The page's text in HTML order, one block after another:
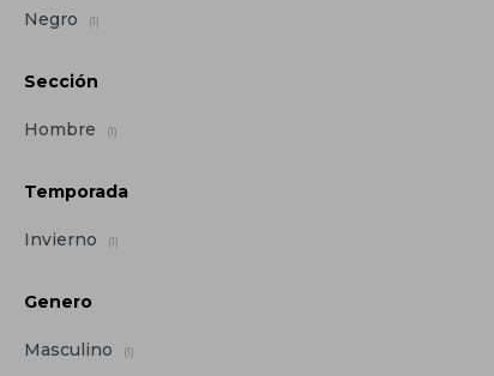
Negro (1)
Sección
Hombre (1)
Temporada
Invierno (1)
Genero
Masculino (1)